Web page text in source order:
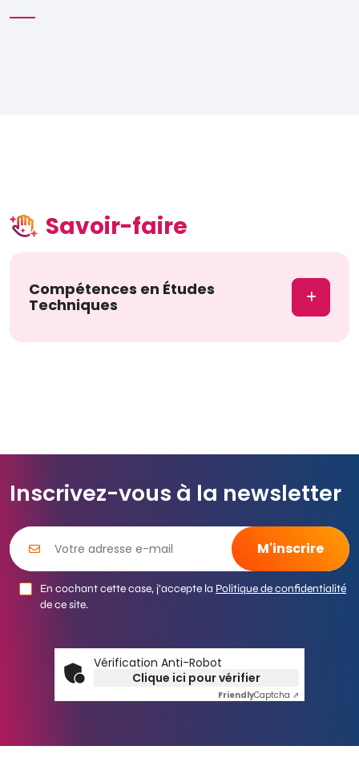
Savoir-faire
Compétences en Études
Techniques
Inscrivez-vous à la newsletter
En cochant cette case, j’accepte la Politique de confidentialité
de ce site.
Vérification Anti-Robot
Clique ici pour vérifier
FriendlyCaptcha ⇗